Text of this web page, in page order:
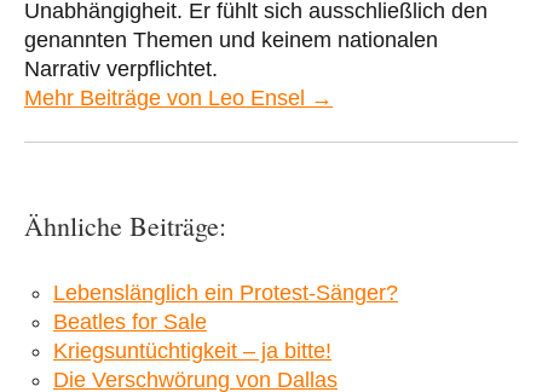
Unabhängigheit. Er fühlt sich ausschließlich den
genannten Themen und keinem nationalen
Narrativ verpflichtet.
Mehr Beiträge von Leo Ensel →
Ähnliche Beiträge:
Lebenslänglich ein Protest-Sänger?
Beatles for Sale
Kriegsuntüchtigkeit – ja bitte!
Die Verschwörung von Dallas